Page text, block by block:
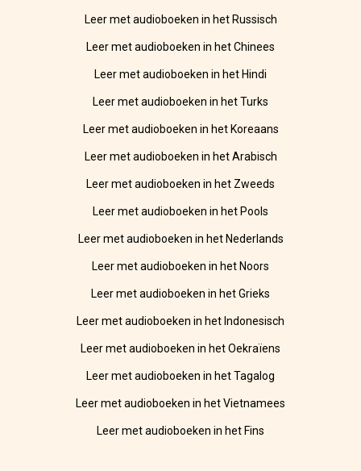
Leer met audioboeken in het Russisch
Leer met audioboeken in het Chinees
Leer met audioboeken in het Hindi
Leer met audioboeken in het Turks
Leer met audioboeken in het Koreaans
Leer met audioboeken in het Arabisch
Leer met audioboeken in het Zweeds
Leer met audioboeken in het Pools
Leer met audioboeken in het Nederlands
Leer met audioboeken in het Noors
Leer met audioboeken in het Grieks
Leer met audioboeken in het Indonesisch
Leer met audioboeken in het Oekraïens
Leer met audioboeken in het Tagalog
Leer met audioboeken in het Vietnamees
Leer met audioboeken in het Fins